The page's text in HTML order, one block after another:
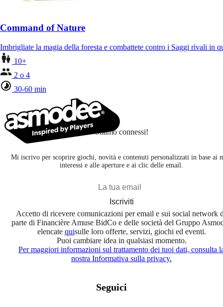
Command of Nature
Imbrigliate la magia della foresta e combattete contro i Saggi rivali in
10+
2 o 4
30-60 min
Stiamo connessi!
Mi iscrivo per scoprire giochi, novità e contenuti personalizzati in base ai
interessi e alle aperture e ai clic delle email.
Iscriviti
Accetto di ricevere comunicazioni per email e sui social network
parte di Financière Amuse BidCo e delle società del Gruppo
elencate quisulle loro offerte, servizi, giochi ed eventi.
Puoi cambiare idea in qualsiasi momento.
Per maggiori informazioni sul trattamento dei tuoi dati, consulta
nostra Informativa sulla privacy.
Seguici